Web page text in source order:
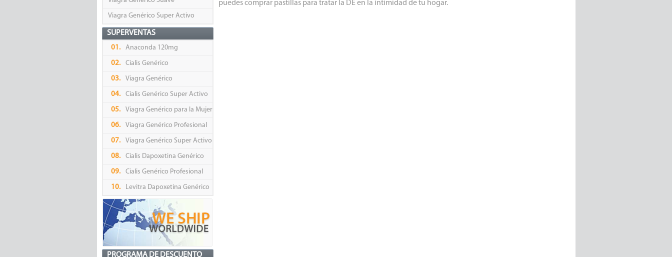
Viagra Genérico Super Activo
SUPERVENTAS
01. Anaconda 120mg
02. Cialis Genérico
03. Viagra Genérico
04. Cialis Genérico Super Activo
05. Viagra Genérico para la Mujer
06. Viagra Genérico Profesional
07. Viagra Genérico Super Activo
08. Cialis Dapoxetina Genérico
09. Cialis Genérico Profesional
10. Levitra Dapoxetina Genérico
PROGRAMA DE DESCUENTO
puedes comprar pastillas para tratar la DE en la intimidad de tu hogar.